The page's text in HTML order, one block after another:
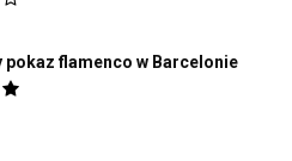
pokaz flamenco w Barcelonie